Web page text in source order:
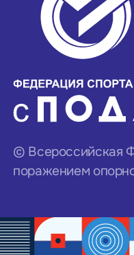
© Всероссийская
поражением